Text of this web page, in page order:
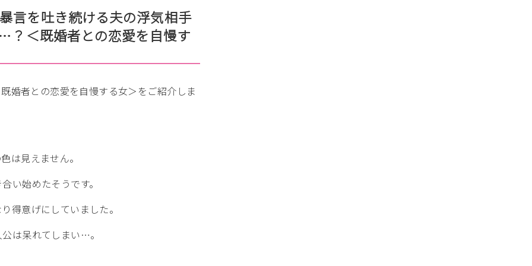
言を吐き続ける夫の浮気相手
＜既婚者との恋愛を自慢す
婚者との恋愛を自慢する女＞をご紹介しま
は見えません。
い始めたそうです。
得意げにしていました。
は呆れてしまい…。